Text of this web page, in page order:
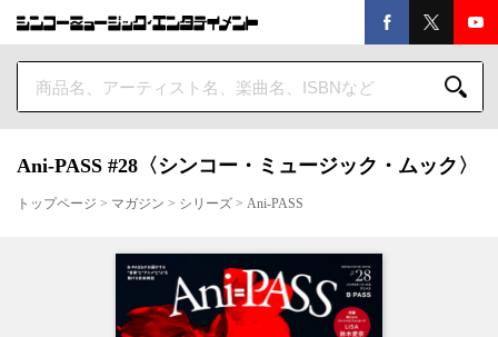
Ani-PASS #28〈シンコー・ミュージック・ムック〉
トップページ > マガジン > シリーズ > Ani-PASS